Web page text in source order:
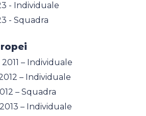
- Individuale
- Squadra
– Individuale
– Individuale
– Squadra
– Individuale